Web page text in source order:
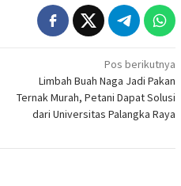
Pos berikutnya
Limbah Buah Naga Jadi Pakan
Ternak Murah, Petani Dapat Solusi
dari Universitas Palangka Raya